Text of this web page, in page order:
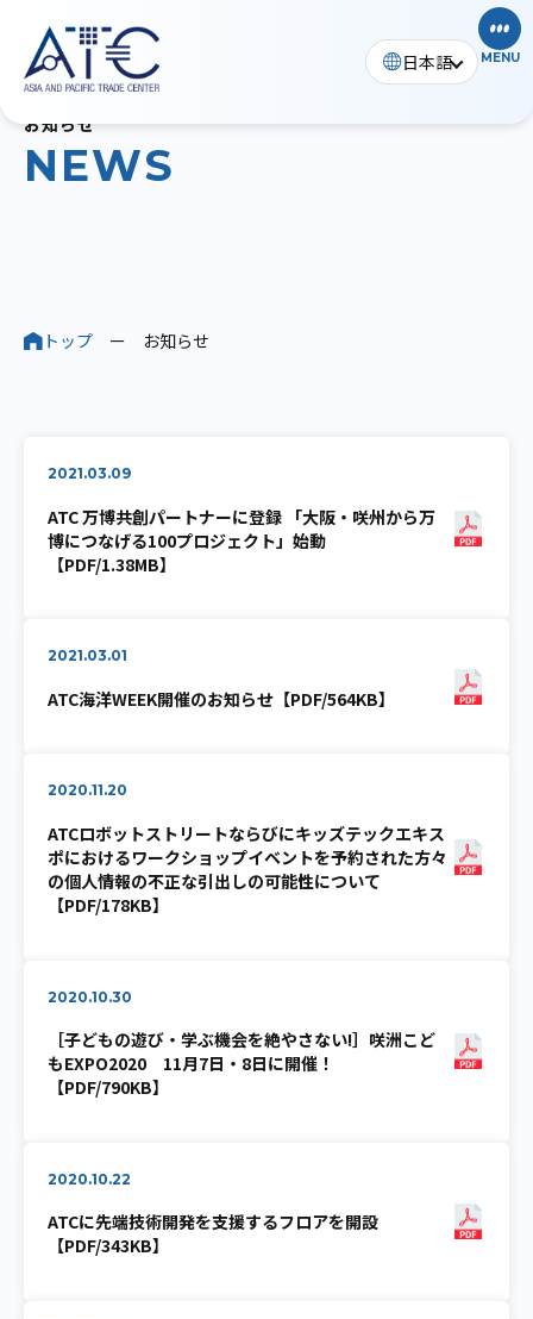
日本語 MENU
お知らせ
NEWS
トップ ー お知らせ
2021.03.09
ATC 万博共創パートナーに登録 「大阪・咲州から万
博につなげる100プロジェクト」始動
【PDF/1.38MB】
2021.03.01
ATC海洋WEEK開催のお知らせ【PDF/564KB】
2020.11.20
ATCロボットストリートならびにキッズテックエキス
ポにおけるワークショップイベントを予約された方々
の個人情報の不正な引出しの可能性について
【PDF/178KB】
2020.10.30
［子どもの遊び・学ぶ機会を絶やさない!］咲洲こど
もEXPO2020 11月7日・8日に開催！
【PDF/790KB】
2020.10.22
ATCに先端技術開発を支援するフロアを開設
【PDF/343KB】